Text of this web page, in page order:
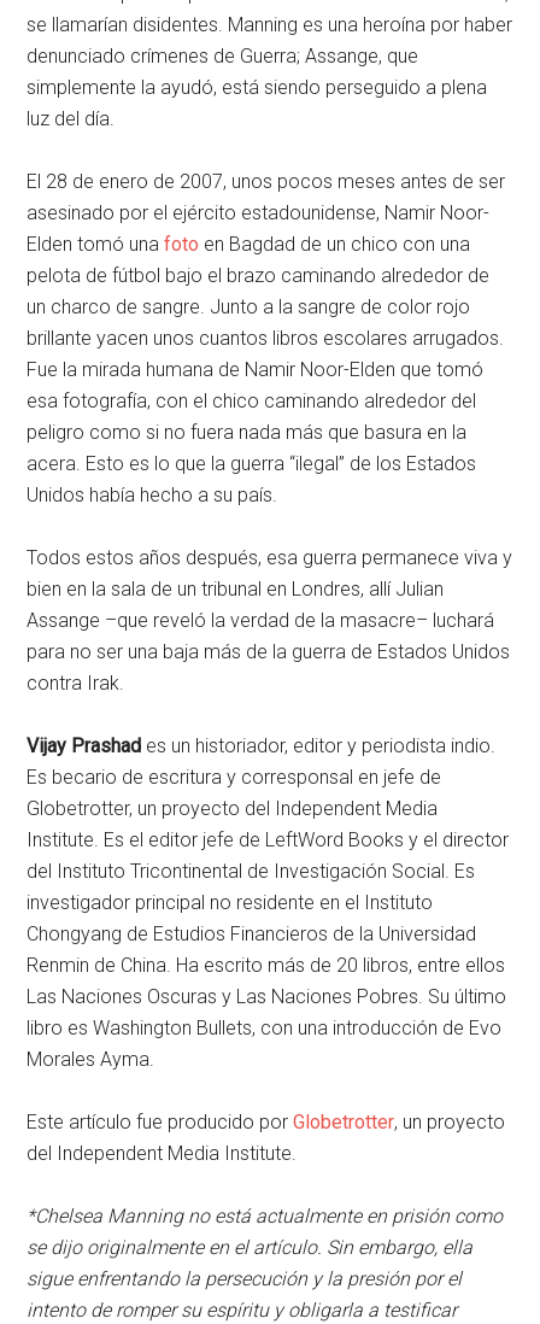
se llamarían disidentes. Manning es una heroína por haber
denunciado crímenes de Guerra; Assange, que
simplemente la ayudó, está siendo perseguido a plena
luz del día.
El 28 de enero de 2007, unos pocos meses antes de ser
asesinado por el ejército estadounidense, Namir Noor-
Elden tomó unafoto en Bagdad de un chico con una
pelota de fútbol bajo el brazo caminando alrededor de
un charco de sangre. Junto a la sangre de color rojo
brillante yacen unos cuantos libros escolares arrugados.
Fue la mirada humana de Namir Noor-Elden que tomó
esa fotografía, con el chico caminando alrededor del
peligro como si no fuera nada más que basura en la
acera. Esto es lo que la guerra “ilegal” de los Estados
Unidos había hecho a su país.
Todos estos años después, esa guerra permanece viva y
bien en la sala de un tribunal en Londres, allí Julian
Assange –que reveló la verdad de la masacre– luchará
para no ser una baja más de la guerra de Estados Unidos
contra Irak.
Vijay Prashad es un historiador, editor y periodista indio.
Es becario de escritura y corresponsal en jefe de
Globetrotter, un proyecto del Independent Media
Institute. Es el editor jefe de LeftWord Books y el director
del Instituto Tricontinental de Investigación Social. Es
investigador principal no residente en el Instituto
Chongyang de Estudios Financieros de la Universidad
Renmin de China. Ha escrito más de 20 libros, entre ellos
Las Naciones Oscuras y Las Naciones Pobres. Su último
libro es Washington Bullets, con una introducción de Evo
Morales Ayma.
Este artículo fue producido porGlobetrotter, un proyecto
del Independent Media Institute.
*Chelsea Manning no está actualmente en prisión como
se dijo originalmente en el artículo. Sin embargo, ella
sigue enfrentando la persecución y la presión por el
intento de romper su espíritu y obligarla a testificar